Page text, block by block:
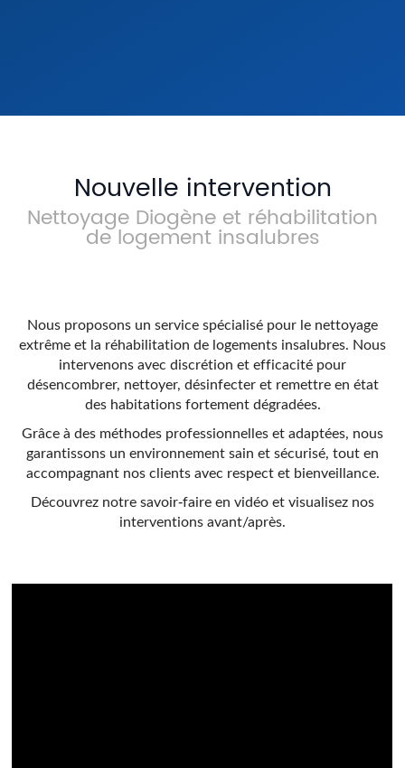
Nouvelle intervention
Nettoyage Diogène et réhabilitation
de logement insalubres
Nous proposons un service spécialisé pour le nettoyage
extrême et la réhabilitation de logements insalubres. Nous
intervenons avec discrétion et efficacité pour
désencombrer, nettoyer, désinfecter et remettre en état
des habitations fortement dégradées.
Grâce à des méthodes professionnelles et adaptées, nous
garantissons un environnement sain et sécurisé, tout en
accompagnant nos clients avec respect et bienveillance.
Découvrez notre savoir-faire en vidéo et visualisez nos
interventions avant/après.